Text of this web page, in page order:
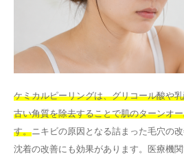
ケミカルピーリングは、グリコール酸や
古い角質を除去することで肌のターンオ
す。ニキビの原因となる詰まった毛穴の
沈着の改善にも効果があります。医療機